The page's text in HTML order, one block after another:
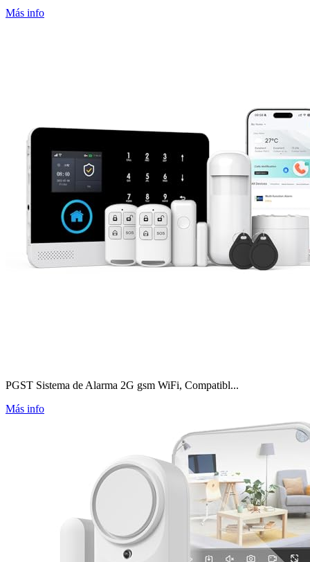
Más info
PGST Sistema de Alarma 2G gsm WiFi, Compatibl...
Más info